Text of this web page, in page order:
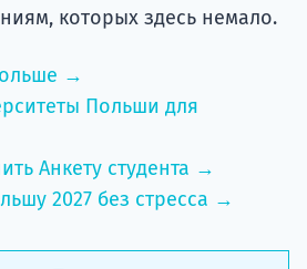
которых здесь немало.
→
Польши для
Анкету студента →
2027 без стресса →